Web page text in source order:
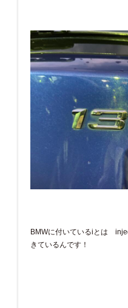
BMWに付いているiとは
きているんです！